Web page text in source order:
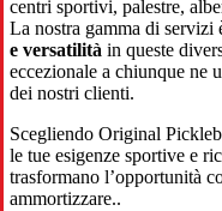
centri sportivi, palestre,
La nostra gamma di servizi
e versatilità in queste
eccezionale a chiunque ne
dei nostri clienti.
Scegliendo Original
le tue esigenze sportive e
trasformano l’opportunità
ammortizzare..